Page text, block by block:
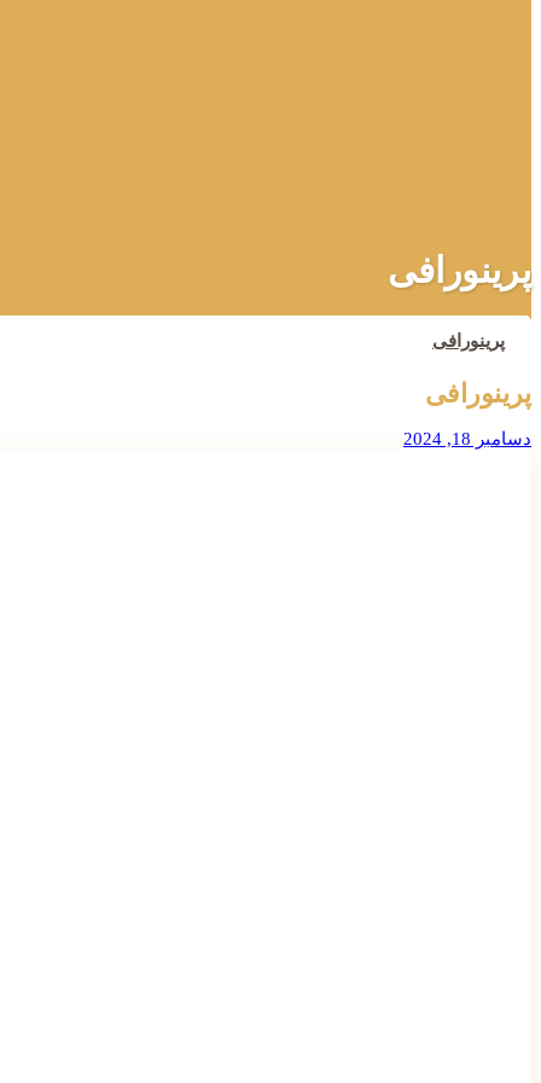
پرینورافی
پرینورافی
پرینورافی
دسامبر 18, 2024